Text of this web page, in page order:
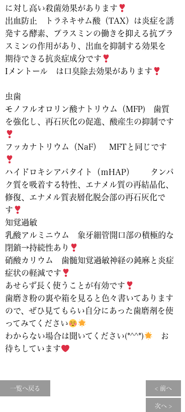
に対し高い殺菌効果があります
出血防止 トラネキサム酸（TAX）は炎症を誘
発する酵素、プラスミンの働きを抑える抗プラ
スミンの作用があり、出血を抑制する効果を
期待できる抗炎症成分です
Iメントール は口臭除去効果があります
虫歯
モノフルオロリン酸ナトリウム（MFP) 歯質
を強化し、再石灰化の促進、酸産生の抑制です
フッカナトリウム（NaF） MFTと同じです
ハイドロキシアパタイト（ｍHAP） タンパ
ク質を吸着する特性、エナメル質の再結晶化、
修復、エナメル質表層化脱会部の再石灰化で
す
知覚過敏
乳酸アルミニウム 象牙細管開口部の積極的な
閉鎖→持続性あり
硝酸カリウム 歯髄知覚過敏神経の鈍麻と炎症
症状の軽減です
あせらず長く使うことが有効です
歯磨き粉の裏や箱を見ると色々書いてあります
ので、ぜひ見てもらい自分にあった歯磨剤を使
ってみてください
わからない場合は聞いてください(*^^*)
お
待ちしています
一覧へ戻る < 前へ
次へ >